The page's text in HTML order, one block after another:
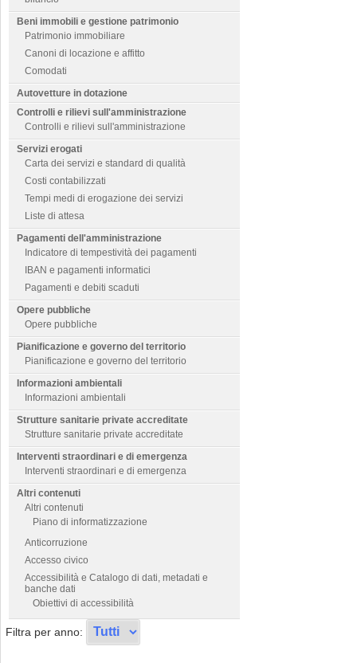
Beni immobili e gestione patrimonio
Patrimonio immobiliare
Canoni di locazione e affitto
Comodati
Autovetture in dotazione
Controlli e rilievi sull'amministrazione
Controlli e rilievi sull'amministrazione
Servizi erogati
Carta dei servizi e standard di qualità
Costi contabilizzati
Tempi medi di erogazione dei servizi
Liste di attesa
Pagamenti dell'amministrazione
Indicatore di tempestività dei pagamenti
IBAN e pagamenti informatici
Pagamenti e debiti scaduti
Opere pubbliche
Opere pubbliche
Pianificazione e governo del territorio
Pianificazione e governo del territorio
Informazioni ambientali
Informazioni ambientali
Strutture sanitarie private accreditate
Strutture sanitarie private accreditate
Interventi straordinari e di emergenza
Interventi straordinari e di emergenza
Altri contenuti
Altri contenuti
Piano di informatizzazione
Anticorruzione
Accesso civico
Accessibilità e Catalogo di dati, metadati e
banche dati
Obiettivi di accessibilità
Filtra per anno: